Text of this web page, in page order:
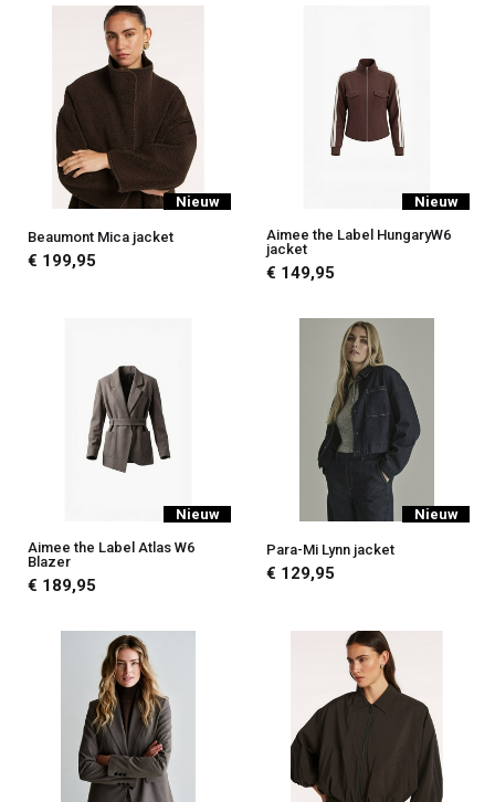
Nieuw
Beaumont Mica jacket
€ 199,95
Nieuw
Aimee the Label HungaryW6
jacket
€ 149,95
Nieuw
Aimee the Label Atlas W6
Blazer
€ 189,95
Nieuw
Para-Mi Lynn jacket
€ 129,95